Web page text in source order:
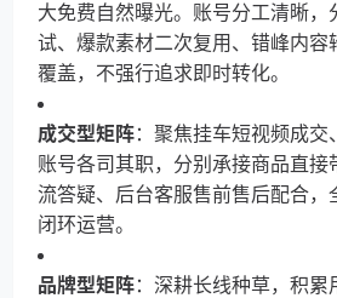
大免费自然曝光。账号分工清晰，
试、爆款素材二次复用、错峰内容
覆盖，不强行追求即时转化。
成交型矩阵：聚焦挂车短视频成交
账号各司其职，分别承接商品直接
流答疑、后台客服售前售后配合，
闭环运营。
品牌型矩阵：深耕长线种草，积